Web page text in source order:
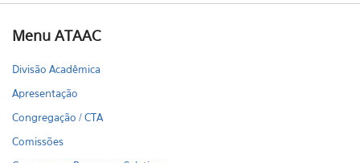
Menu ATAAC
Divisão Acadêmica
Apresentação
Congregação / CTA
Comissões